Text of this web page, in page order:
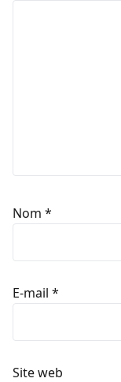
Nom *
E-mail *
Site web